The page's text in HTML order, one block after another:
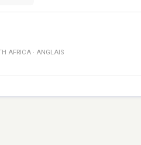
AFRICA · ANGLAIS